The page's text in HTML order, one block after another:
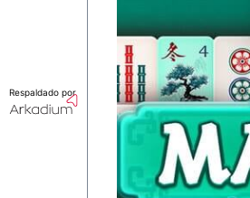
Respaldado por